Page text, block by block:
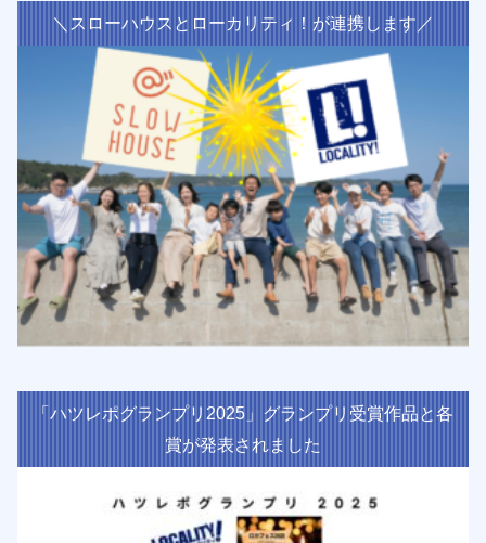
＼スローハウスとローカリティ！が連携します／
「ハツレポグランプリ2025」グランプリ受賞作品と各
賞が発表されました